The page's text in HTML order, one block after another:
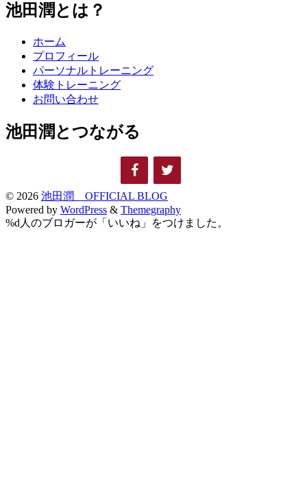
池田潤とは？
ホーム
プロフィール
パーソナルトレーニング
体験トレーニング
お問い合わせ
池田潤とつながる
© 2026 池田潤 OFFICIAL BLOG
Powered by WordPress & Themegraphy
%d 人のブロガーが「いいね」をつけました。